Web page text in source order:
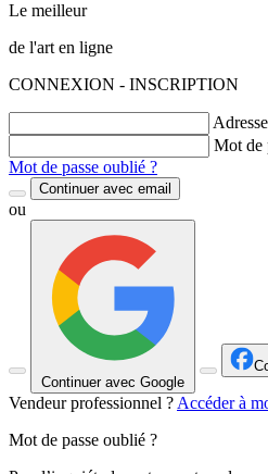
Le meilleur
de l'art en ligne
CONNEXION - INSCRIPTION
Mot de
Mot de passe oublié ?
Continuer avec email
ou
Continuer avec Google
Vendeur professionnel ?Accéder à
Mot de passe oublié ?